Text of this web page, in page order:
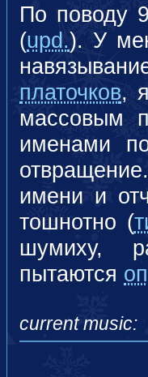
По поводу
(upd.). У
платочков,
массовым
именами
имени и
тошнотно (
шумиху,
пытаются
current music: